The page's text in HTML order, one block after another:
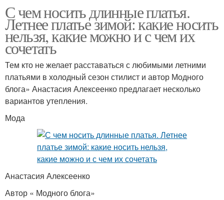
С чем носить длинные платья.
Летнее платье зимой: какие носить
нельзя, какие можно и с чем их
сочетать
Тем кто не желает расставаться с любимыми летними
платьями в холодный сезон стилист и автор Модного
блога» Анастасия Алексеенко предлагает несколько
вариантов утепления.
Мода
Анастасия Алексеенко
Автор « Модного блога»